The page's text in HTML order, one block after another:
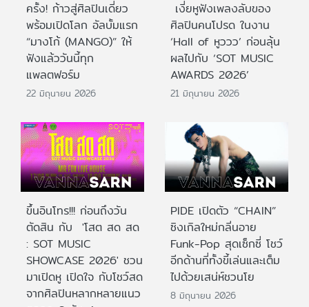
ครั้ง! ก้าวสู่ศิลปินเดี่ยว
พร้อมเปิดโลก อัลบั้มแรก
“มางโก้ (MANGO)” ให้
ฟังแล้ววันนี้ทุก
แพลตฟอร์ม
22 มิถุนายน 2026
เงี่ยหูฟังเพลงลับของ
ศิลปินคนโปรด ในงาน
‘Hall of หูววว’ ก่อนลุ้น
ผลไปกับ ‘SOT MUSIC
AWARDS 2026’
21 มิถุนายน 2026
ขึ้นอินโทร!!! ก่อนถึงวัน
ตัดสิน กับ 'โสต สด สด
: SOT MUSIC
SHOWCASE 2026' ชวน
มาเปิดหู เปิดใจ กับโชว์สด
จากศิลปินหลากหลายแนว
PIDE เปิดตัว “CHAIN”
ซิงเกิลใหม่กลิ่นอาย
Funk-Pop สุดเซ็กซี่ โชว์
อีกด้านที่ทั้งขี้เล่นและเต็ม
ไปด้วยเสน่ห์ชวนโย
8 มิถุนายน 2026